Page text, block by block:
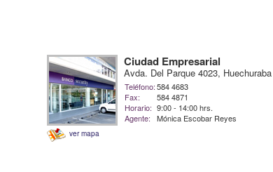
ver mapa
Ciudad Empresarial
Avda. Del Parque 4023, Huechuraba
Teléfono:584 4683
Fax:
584 4871
Horario: 9:00 - 14:00 hrs.
Agente:
Mónica Escobar Reyes